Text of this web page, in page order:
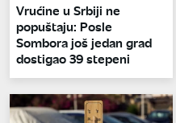
Vrućine u Srbiji ne
popuštaju: Posle
Sombora još jedan grad
dostigao 39 stepeni